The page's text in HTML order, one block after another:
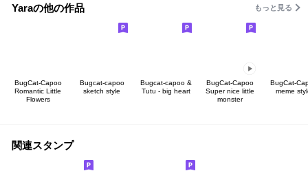
Yaraの他の作品 もっと見る
BugCat-Capoo
Romantic Little
Flowers
Bugcat-capoo
sketch style
Bugcat-capoo &
Tutu - big heart
BugCat-Capoo
Super nice little
monster
BugCat-
meme
関連スタンプ